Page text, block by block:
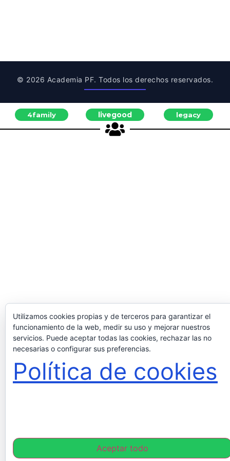
© 2026 Academia PF. Todos los derechos reservados.
4family livegood legacy
Utilizamos cookies propias y de terceros para garantizar el
funcionamiento de la web, medir su uso y mejorar nuestros
servicios. Puede aceptar todas las cookies, rechazar las no
necesarias o configurar sus preferencias.
Política de cookies
Aceptar todo